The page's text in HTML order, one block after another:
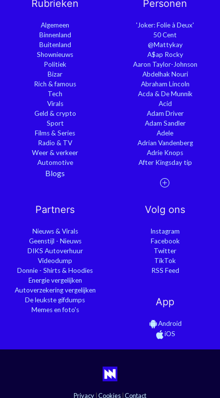
Rubrieken
Algemeen
Binnenland
Buitenland
Shownieuws
Politiek
Bizar
Rich & famous
Tech
Virals
Geld & crypto
Sport
Films & Series
Radio & TV
Weer & verkeer
Automotive
Blogs
Personen
'Joker: Folie à Deux'
50 Cent
@Mattykay
A$ap Rocky
Aaron Taylor-Johnson
Abdelhak Nouri
Abraham Lincoln
Acda & De Munnik
Acid
Adam Driver
Adam Sandler
Adele
Adrian Vandenberg
Adrie Knops
After Kingsday tip
Partners
Nieuws & Virals
Geenstijl - Nieuws
DIKS Autoverhuur
Videodump
Donnie - Shirts & Hoodies
Energie vergelijken
Autoverzekering vergelijken
De leukste gifdumps
Memes en foto's
Volg ons
Instagram
Facebook
Twitter
TikTok
RSS Feed
App
Android
iOS
Privacy Cookies Contact